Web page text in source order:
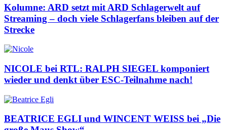
Kolumne: ARD setzt mit ARD Schlagerwelt auf
Streaming – doch viele Schlagerfans bleiben auf der
Strecke
NICOLE bei RTL: RALPH SIEGEL komponiert
wieder und denkt über ESC-Teilnahme nach!
BEATRICE EGLI und WINCENT WEISS bei „Die